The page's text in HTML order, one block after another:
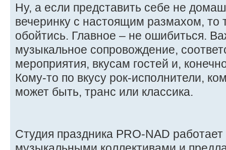
Ну, а если представить себе не
вечеринку с настоящим размахом, то
обойтись. Главное – не ошибиться.
музыкальное сопровождение,
мероприятия, вкусам гостей и,
Кому-то по вкусу рок-исполнители,
может быть, транс или классика.
Студия праздника PRO-NAD